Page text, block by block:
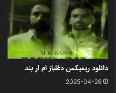
دانلود ریمیکس دغلباز ام ار بند
2025-04-26